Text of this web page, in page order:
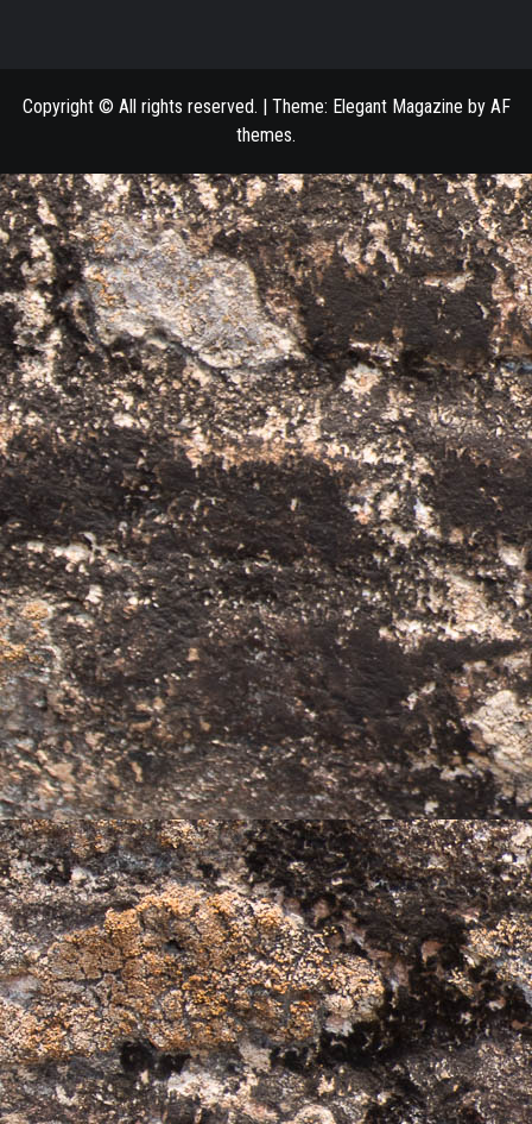
Copyright © All rights reserved. | Theme: Elegant Magazine by AF
themes.